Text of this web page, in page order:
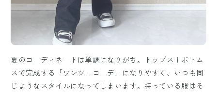
夏のコーディネートは単調になりがち。トップス＋ボトム
スで完成する「ワンツーコーデ」になりやすく、いつも同
じようなスタイルになってしまいます。持っている服はそ